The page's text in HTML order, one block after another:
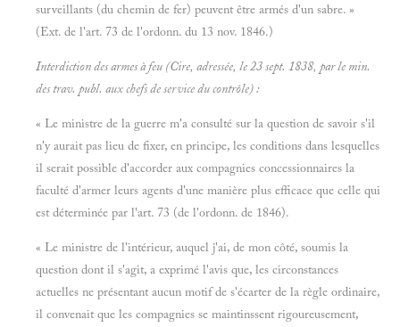
surveillants (du chemin de fer) peuvent être armés d'un sabre. »
(Ext. de l'art. 73 de l'ordonn. du 13 nov. 1846.)
Interdiction des armes à feu (Cire, adressée, le 23 sept. 1838, par le min.
des trav. publ. aux chefs de service du contrôle) :
« Le ministre de la guerre m'a consulté sur la question de savoir s'il
n'y aurait pas lieu de fixer, en principe, les conditions dans lesquelles
il serait possible d'accorder aux compagnies concessionnaires la
faculté d'armer leurs agents d'une manière plus efficace que celle qui
est déterminée par l'art. 73 (de l'ordonn. de 1846).
« Le ministre de l'intérieur, auquel j'ai, de mon côté, soumis la
question dont il s'agit, a exprimé l'avis que, les circonstances
actuelles ne présentant aucun motif de s'écarter de la règle ordinaire,
il convenait que les compagnies se maintinssent rigoureusement,